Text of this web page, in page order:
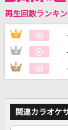
再生回数ランキ
1
2
3
関連カラオケ